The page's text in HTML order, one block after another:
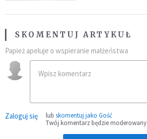
SKOMENTUJ ARTYKUŁ
Papież apeluje o wspieranie małżeństwa
Zaloguj się lub skomentuj jako Gość
Twój komentarz będzie moderowany